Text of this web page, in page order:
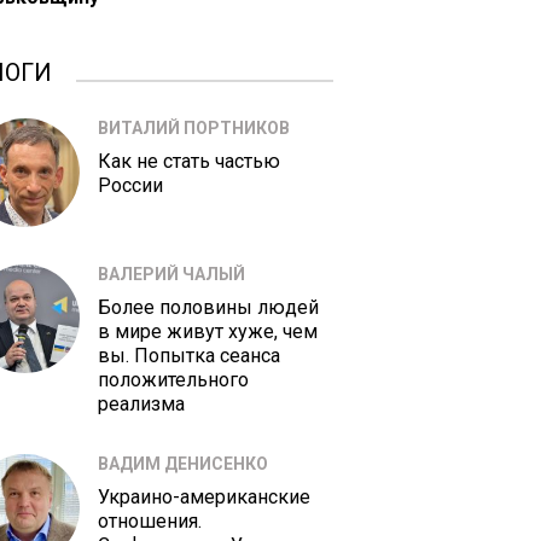
ВИТАЛИЙ ПОРТНИКОВ
Как не стать частью
России
ВАЛЕРИЙ ЧАЛЫЙ
Более половины людей
в мире живут хуже, чем
вы. Попытка сеанса
положительного
реализма
ВАДИМ ДЕНИСЕНКО
Украино-американские
отношения.